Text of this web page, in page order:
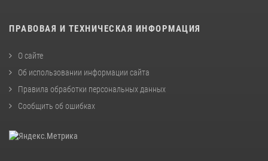
ПРАВОВАЯ И ТЕХНИЧЕСКАЯ ИНФОРМАЦИЯ
О сайте
Об использовании информации сайта
Правила обработки персональных данных
Сообщить об ошибках